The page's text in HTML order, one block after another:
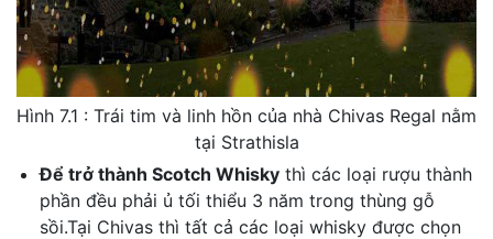
Hình 7.1 : Trái tim và linh hồn của nhà Chivas Regal nằm
tại Strathisla
Để trở thành Scotch Whiskythì các loại rượu thành
phần đều phải ủ tối thiểu 3 năm trong thùng gỗ
sồi.Tại Chivas thì tất cả các loại whisky được chọn